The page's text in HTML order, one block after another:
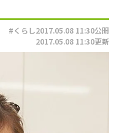
#くらし2017.05.08 11:30公開
2017.05.08 11:30更新